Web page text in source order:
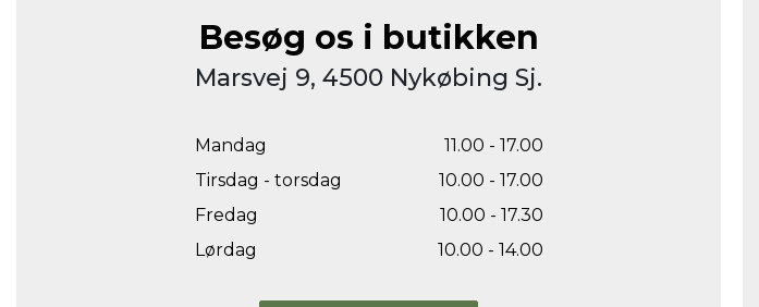
Besøg os i butikken
Marsvej 9, 4500 Nykøbing Sj.
Mandag
11.00 - 17.00
Tirsdag - torsdag
10.00 - 17.00
Fredag
10.00 - 17.30
Lørdag
10.00 - 14.00